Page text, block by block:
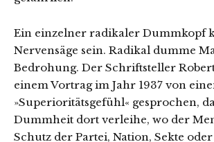
Ein einzelner radikaler Dummkopf
Nervensäge sein. Radikal dumme
Bedrohung. Der Schriftsteller
einem Vortrag im Jahr 1937 von
»Superioritätsgefühl« gesprochen,
Dummheit dort verleihe, wo der
Schutz der Partei, Nation, Sekte